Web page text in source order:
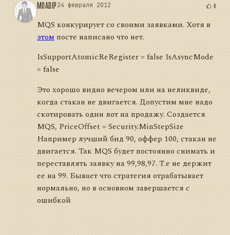
MOADIP24 февраля 2012 0
MQS конкурирует со своими заявками. Хотя в
этом посте написано что нет.
IsSupportAtomicReRegister = false IsAsyncMode
= false
Это хорошо видно вечером или на неликвиде,
когда стакан не двигается. Допустим мне надо
скотировать один лот на продажу. Создается
MQS, PriceOffset = Security.MinStepSize
Например лучший бид 90, оффер 100, стакан не
двигается. Так MQS будет постоянно снимать и
переставлять заявку на 99,98,97. Т.е не держит
ее на 99. Бывает что стратегия отрабатывает
нормально, но в основном завершается с
ошибкой